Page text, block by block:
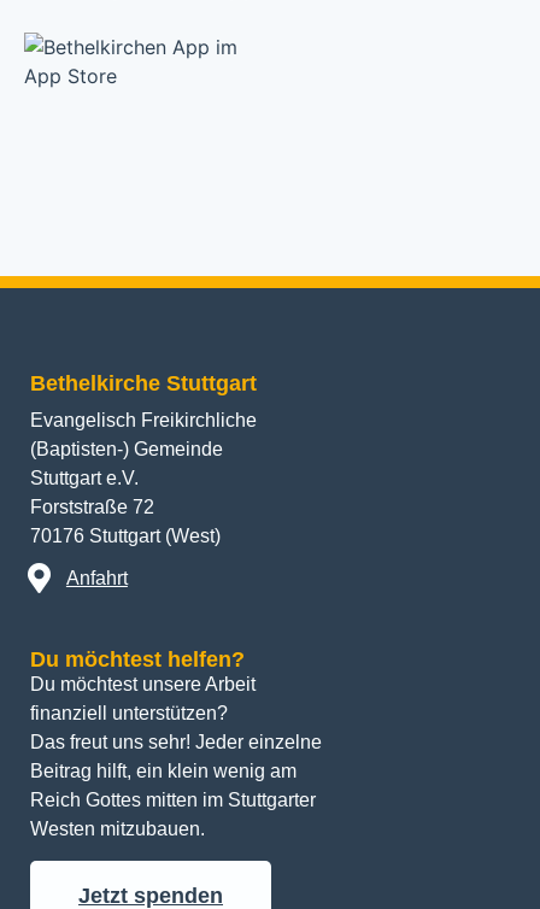
Evangelisch Freikirchliche
(Baptisten-) Gemeinde
Stuttgart e.V.
Forststraße 72
70176 Stuttgart (West)
Du möchtest unsere Arbeit
finanziell unterstützen?
Das freut uns sehr! Jeder einzelne
Beitrag hilft, ein klein wenig am
Reich Gottes mitten im Stuttgarter
Westen mitzubauen.